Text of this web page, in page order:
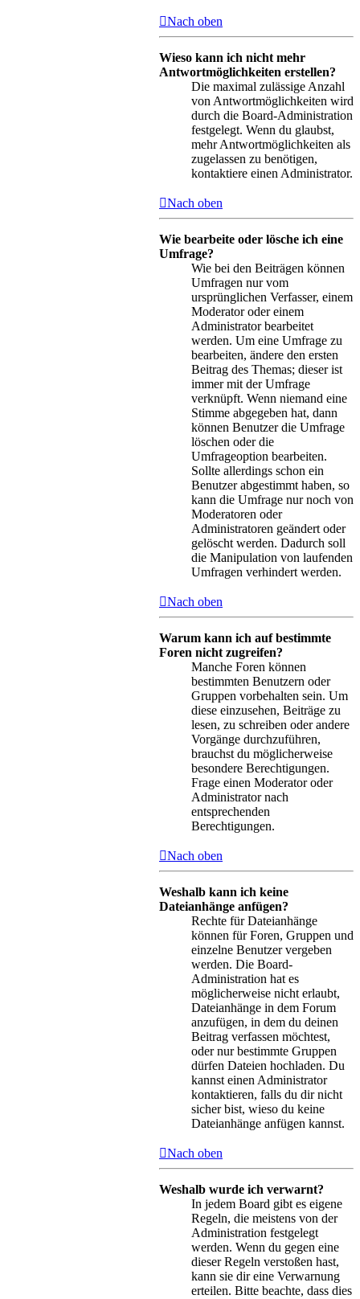
Nach oben
Wieso kann ich nicht mehr
Antwortmöglichkeiten erstellen?
Die maximal zulässige Anzahl
von Antwortmöglichkeiten wird
durch die Board-Administration
festgelegt. Wenn du glaubst,
mehr Antwortmöglichkeiten als
zugelassen zu benötigen,
kontaktiere einen Administrator.
Nach oben
Wie bearbeite oder lösche ich eine
Umfrage?
Wie bei den Beiträgen können
Umfragen nur vom
ursprünglichen Verfasser, einem
Moderator oder einem
Administrator bearbeitet
werden. Um eine Umfrage zu
bearbeiten, ändere den ersten
Beitrag des Themas; dieser ist
immer mit der Umfrage
verknüpft. Wenn niemand eine
Stimme abgegeben hat, dann
können Benutzer die Umfrage
löschen oder die
Umfrageoption bearbeiten.
Sollte allerdings schon ein
Benutzer abgestimmt haben, so
kann die Umfrage nur noch von
Moderatoren oder
Administratoren geändert oder
gelöscht werden. Dadurch soll
die Manipulation von laufenden
Umfragen verhindert werden.
Nach oben
Warum kann ich auf bestimmte
Foren nicht zugreifen?
Manche Foren können
bestimmten Benutzern oder
Gruppen vorbehalten sein. Um
diese einzusehen, Beiträge zu
lesen, zu schreiben oder andere
Vorgänge durchzuführen,
brauchst du möglicherweise
besondere Berechtigungen.
Frage einen Moderator oder
Administrator nach
entsprechenden
Berechtigungen.
Nach oben
Weshalb kann ich keine
Dateianhänge anfügen?
Rechte für Dateianhänge
können für Foren, Gruppen und
einzelne Benutzer vergeben
werden. Die Board-
Administration hat es
möglicherweise nicht erlaubt,
Dateianhänge in dem Forum
anzufügen, in dem du deinen
Beitrag verfassen möchtest,
oder nur bestimmte Gruppen
dürfen Dateien hochladen. Du
kannst einen Administrator
kontaktieren, falls du dir nicht
sicher bist, wieso du keine
Dateianhänge anfügen kannst.
Nach oben
Weshalb wurde ich verwarnt?
In jedem Board gibt es eigene
Regeln, die meistens von der
Administration festgelegt
werden. Wenn du gegen eine
dieser Regeln verstoßen hast,
kann sie dir eine Verwarnung
erteilen. Bitte beachte, dass dies